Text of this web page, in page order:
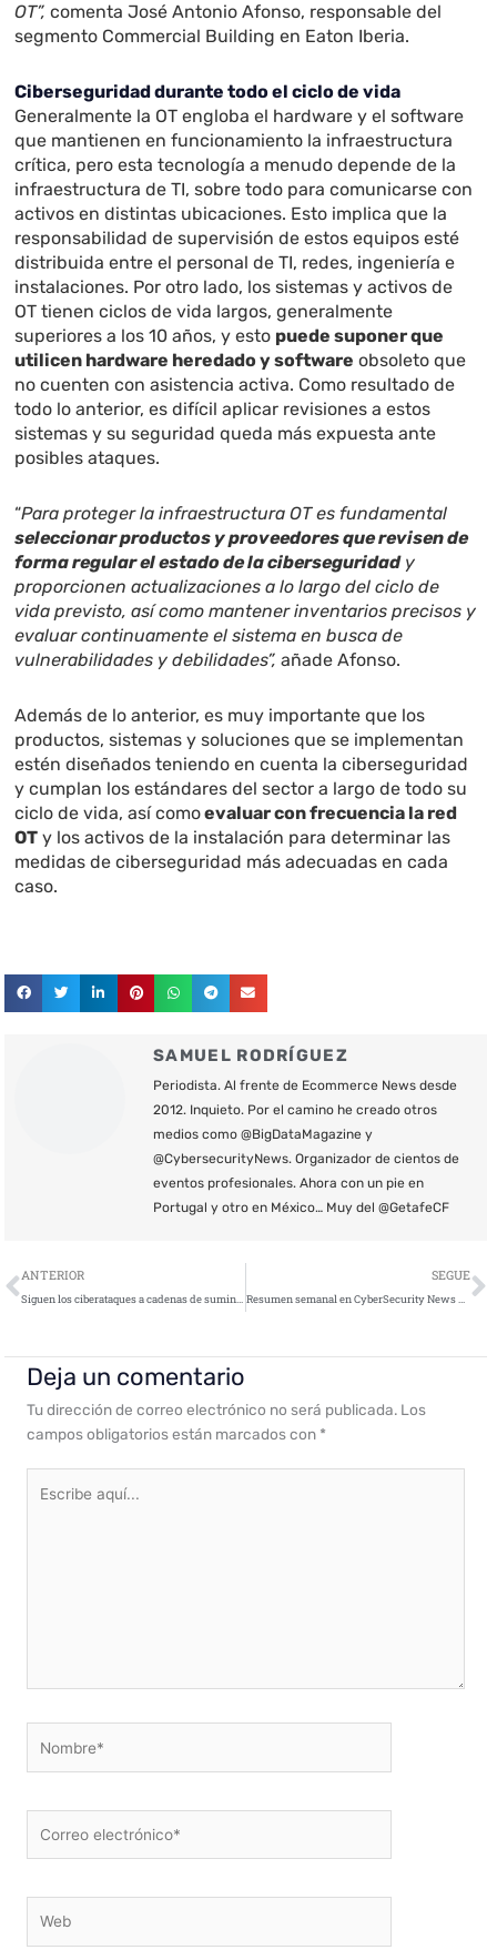
OT”,comenta José Antonio Afonso, responsable del
segmento Commercial Building en Eaton Iberia.
Ciberseguridad durante todo el ciclo de vida
Generalmente la OT engloba el hardware y el software
que mantienen en funcionamiento la infraestructura
crítica, pero esta tecnología a menudo depende de la
infraestructura de TI, sobre todo para comunicarse con
activos en distintas ubicaciones. Esto implica que la
responsabilidad de supervisión de estos equipos esté
distribuida entre el personal de TI, redes, ingeniería e
instalaciones. Por otro lado, los sistemas y activos de
OT tienen ciclos de vida largos, generalmente
superiores a los 10 años, y esto puede suponer que
utilicen hardware heredado y software obsoleto que
no cuenten con asistencia activa. Como resultado de
todo lo anterior, es difícil aplicar revisiones a estos
sistemas y su seguridad queda más expuesta ante
posibles ataques.
“Para proteger la infraestructura OT es fundamental
seleccionar productos y proveedores que revisen de
forma regular el estado de la ciberseguridady
proporcionen actualizaciones a lo largo del ciclo de
vida previsto, así como mantener inventarios precisos y
evaluar continuamente el sistema en busca de
vulnerabilidades y debilidades”,añade Afonso.
Además de lo anterior, es muy importante que los
productos, sistemas y soluciones que se implementan
estén diseñados teniendo en cuenta la ciberseguridad
y cumplan los estándares del sector a largo de todo su
ciclo de vida, así comoevaluar con frecuencia la red
OT y los activos de la instalación para determinar las
medidas de ciberseguridad más adecuadas en cada
caso.
SAMUEL RODRÍGUEZ
Periodista. Al frente de Ecommerce News desde
2012. Inquieto. Por el camino he creado otros
medios como @BigDataMagazine y
@CybersecurityNews. Organizador de cientos de
eventos profesionales. Ahora con un pie en
Portugal y otro en México… Muy del @GetafeCF
Ant
ANTERIOR
Siguen los ciberataques a cadenas de suministro tecnológicas en EEUU
SEGUE
Resumen semanal en CyberSecurity News – 29 de octubre de 2021
Deja un comentario
Tu dirección de correo electrónico no será publicada. Los
campos obligatorios están marcados con *
aquí...
electrónico*